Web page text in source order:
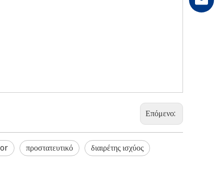
Επόμενο:
προστατευτικό διαιρέτης ισχύος